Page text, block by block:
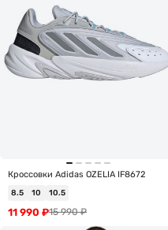
Кроссовки Adidas OZELIA IF8672
8.5 10 10.5
15 990₽
11 990 ₽